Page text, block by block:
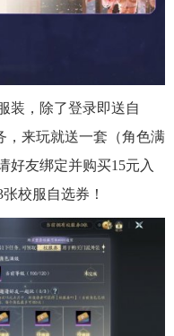
，除了登录即送自
，来玩就送一套（角色满
好友绑定并购买15元入
校服自选券！